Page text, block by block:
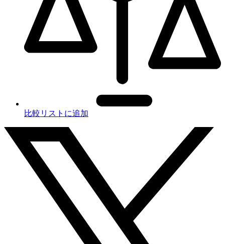
比較リストに追加